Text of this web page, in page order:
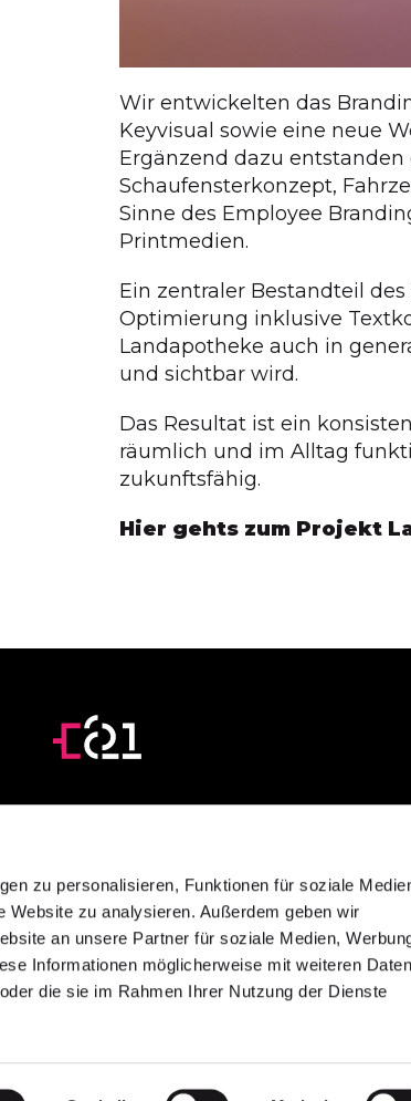
zu personalisieren, Funktionen für soziale
Website zu analysieren. Außerdem geben wir
an unsere Partner für soziale Medien,
Informationen möglicherweise mit weiteren Daten
die sie im Rahmen Ihrer Nutzung der Dienste
Wir entwickelten das
Keyvisual sowie eine neue
Ergänzend dazu
Schaufensterkonzept,
Sinne des Employee
Printmedien.
Ein zentraler Bestandteil
Optimierung inklusive
Landapotheke auch in
und sichtbar wird.
Das Resultat ist ein
räumlich und im Alltag
zukunftsfähig.
Hier gehts zum Projekt
KONTAKT
DSGVO
3011 Bern
T +41 (0)31 630 73 00
info@e621.ch